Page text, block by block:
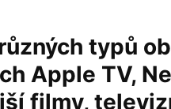
typů
Apple TV,
filmy,